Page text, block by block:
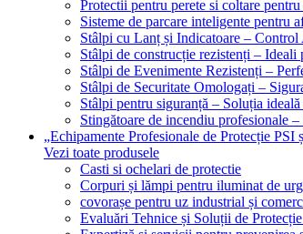
Protectii pentru perete si coltare pentru
Sisteme de parcare inteligente pentru
Stâlpi cu Lanț și Indicatoare –
Stâlpi de construcție rezistenți – Ideali
Stâlpi de Evenimente Rezistenți –
Stâlpi de Securitate Omologați –
Stâlpi pentru siguranță – Soluția
Stingătoare de incendiu profesionale
„Echipamente Profesionale de Protecție
Vezi toate produsele
Casti si ochelari de protectie
Corpuri și lămpi pentru iluminat de
covorașe pentru uz industrial și
Evaluări Tehnice și Soluții de